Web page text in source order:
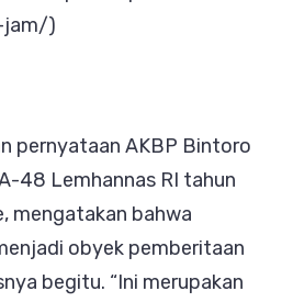
jam/)
pernyataan AKBP Bintoro
48 Lemhannas RI tahun
mengatakan bahwa
obyek pemberitaan
begitu. “Ini merupakan